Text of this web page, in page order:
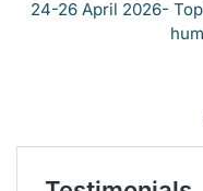
24-26 April 2026-